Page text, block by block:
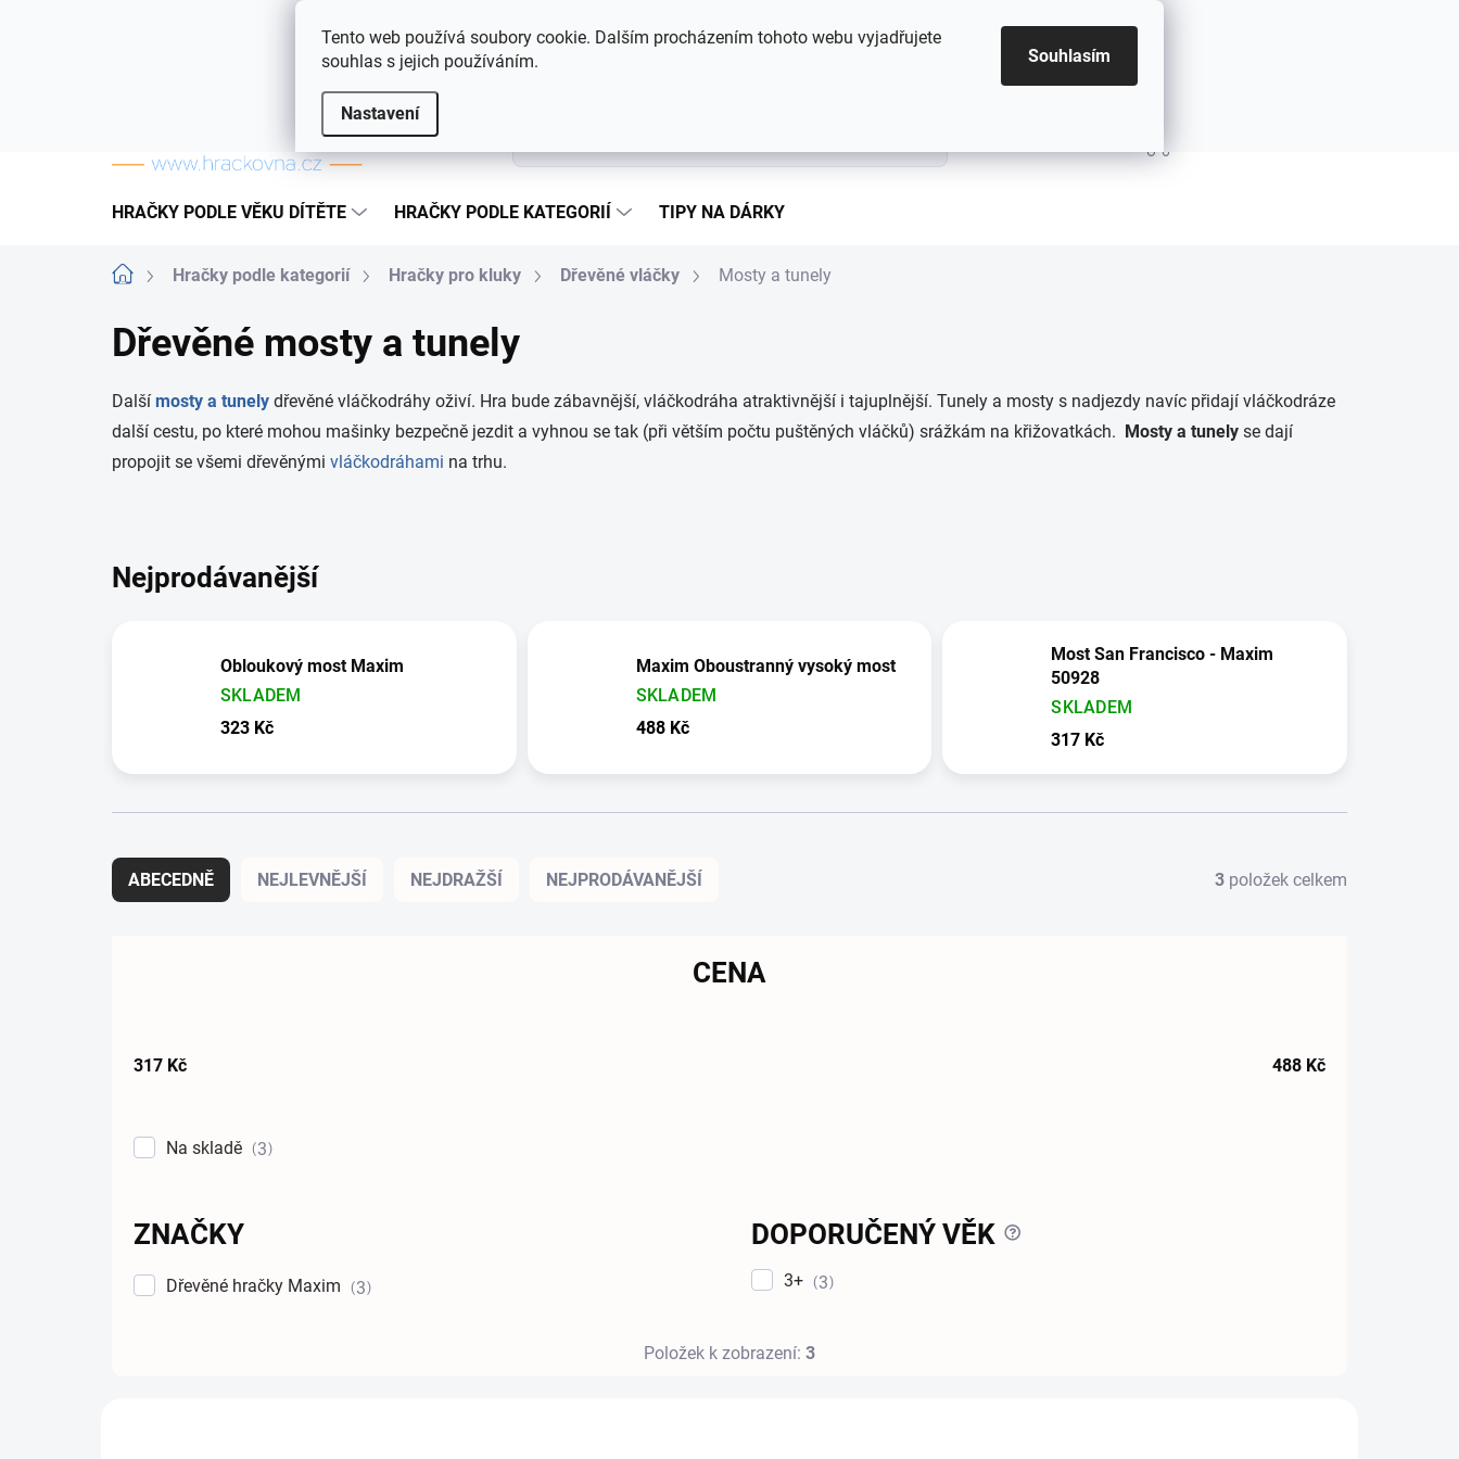
Tento web používá soubory cookie. Dalším procházením tohoto webu vyjadřujete
souhlas s jejich používáním.
Nastavení
Souhlasím
Často kladené otázky Hodnocení obchodu Kontakty
HRAČKY PODLE VĚKU DÍTĚTE HRAČKY PODLE KATEGORIÍ TIPY NA DÁRKY
DomůHračky podle kategorií Hračky pro kluky Dřevěné vláčky Mosty a tunely
Dřevěné mosty a tunely
Další mosty a tunely dřevěné vláčkodráhy oživí. Hra bude zábavnější, vláčkodráha atraktivnější i tajuplnější. Tunely a mosty s nadjezdy navíc přidají vláčkodráze
další cestu, po které mohou mašinky bezpečně jezdit a vyhnou se tak (při větším počtu puštěných vláčků) srážkám na křižovatkách. Mosty a tunely se dají
propojit se všemi dřevěnými vláčkodráhami na trhu.
Nejprodávanější
Obloukový most Maxim
SKLADEM
323 Kč
Maxim Oboustranný vysoký most
SKLADEM
488 Kč
Most San Francisco - Maxim
50928
SKLADEM
317 Kč
ABECEDNĚ NEJLEVNĚJŠÍ NEJDRAŽŠÍ NEJPRODÁVANĚJŠÍ 3 položek celkem
CENA
317 Kč 488 Kč
Na skladě 3
ZNAČKY
Dřevěné hračky Maxim 3
DOPORUČENÝ VĚK ?
3+ 3
Položek k zobrazení: 3